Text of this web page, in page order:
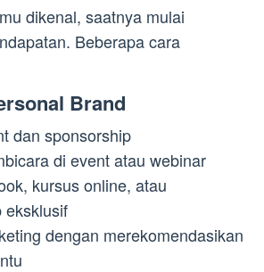
dikenal, saatnya mulai
Beberapa cara
Brand
dan sponsorship
di event atau webinar
kursus online, atau
eksklusif
dengan merekomendasikan